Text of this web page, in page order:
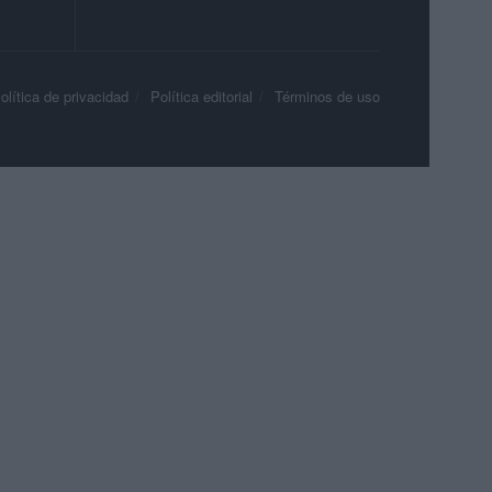
de privacidad Política editorial Términos de uso